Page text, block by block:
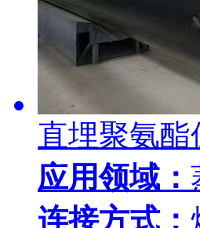
直埋聚氨酯
应用领域：
连接方式：